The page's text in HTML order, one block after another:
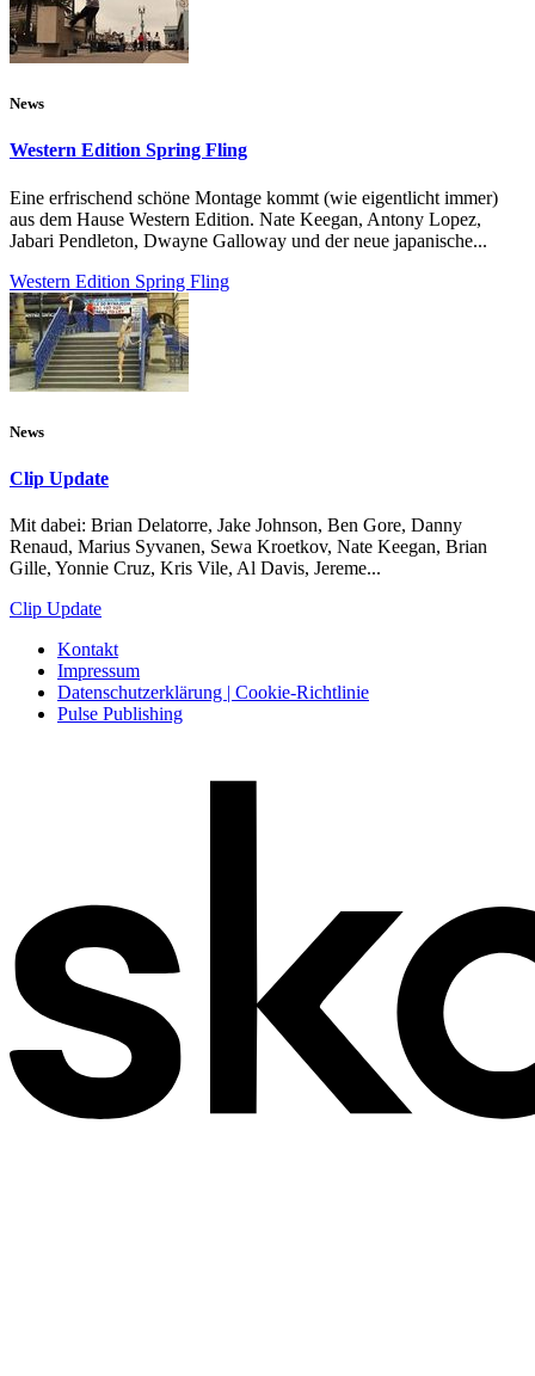
News
Western Edition Spring Fling
Eine erfrischend schöne Montage kommt (wie eigentlicht immer)
aus dem Hause Western Edition. Nate Keegan, Antony Lopez,
Jabari Pendleton, Dwayne Galloway und der neue japanische...
Western Edition Spring Fling
News
Clip Update
Mit dabei: Brian Delatorre, Jake Johnson, Ben Gore, Danny
Renaud, Marius Syvanen, Sewa Kroetkov, Nate Keegan, Brian
Gille, Yonnie Cruz, Kris Vile, Al Davis, Jereme...
Clip Update
Kontakt
Impressum
Datenschutzerklärung | Cookie-Richtlinie
Pulse Publishing